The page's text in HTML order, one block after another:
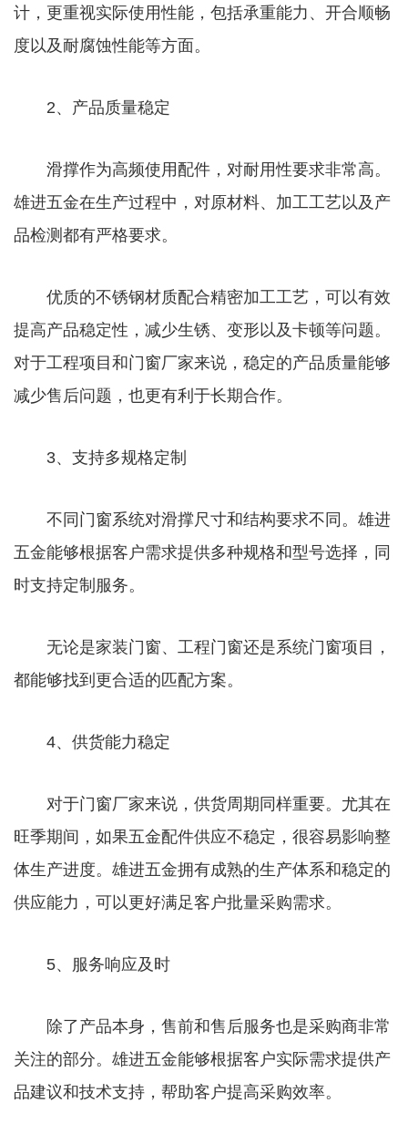
计，更重视实际使用性能，包括承重能力、开合顺畅
度以及耐腐蚀性能等方面。
2、产品质量稳定
滑撑作为高频使用配件，对耐用性要求非常高。
雄进五金在生产过程中，对原材料、加工工艺以及产
品检测都有严格要求。
优质的不锈钢材质配合精密加工工艺，可以有效
提高产品稳定性，减少生锈、变形以及卡顿等问题。
对于工程项目和门窗厂家来说，稳定的产品质量能够
减少售后问题，也更有利于长期合作。
3、支持多规格定制
不同门窗系统对滑撑尺寸和结构要求不同。雄进
五金能够根据客户需求提供多种规格和型号选择，同
时支持定制服务。
无论是家装门窗、工程门窗还是系统门窗项目，
都能够找到更合适的匹配方案。
4、供货能力稳定
对于门窗厂家来说，供货周期同样重要。尤其在
旺季期间，如果五金配件供应不稳定，很容易影响整
体生产进度。雄进五金拥有成熟的生产体系和稳定的
供应能力，可以更好满足客户批量采购需求。
5、服务响应及时
除了产品本身，售前和售后服务也是采购商非常
关注的部分。雄进五金能够根据客户实际需求提供产
品建议和技术支持，帮助客户提高采购效率。